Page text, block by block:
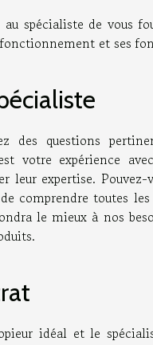
spécialiste de vous
et ses
des questions
votre expérience
leur expertise.
comprendre toutes
le mieux à nos
idéal et le